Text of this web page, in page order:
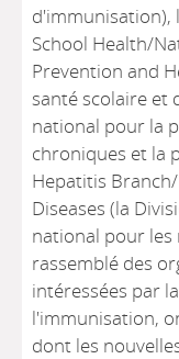
d'immunisation),
School Health/
Prevention and
santé scolaire et
national pour la
chroniques et la
Hepatitis
Diseases (la
national pour les
rassemblé des
intéressées par
l'immunisation,
dont les